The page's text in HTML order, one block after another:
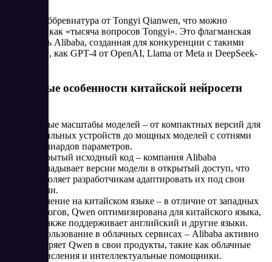
Qwen — аббревиатура от Tongyi Qianwen, что можно
перевести как «тысяча вопросов Tongyi». Это флагманская
ИИ-модель Alibaba, созданная для конкуренции с такими
системами, как GPT-4 от OpenAI, Llama от Meta и DeepSeek-
Ключевые особенности китайской нейросети
Разные масштабы моделей – от компактных версий для
мобильных устройств до мощных моделей с сотнями
миллиардов параметров.
Открытый исходный код – компания Alibaba
выкладывает версии модели в открытый доступ, что
позволяет разработчикам адаптировать их под свои
задачи.
Обучение на китайском языке – в отличие от западных
аналогов, Qwen оптимизирована для китайского языка,
но также поддерживает английский и другие языки.
Использование в облачных сервисах – Alibaba активно
внедряет Qwen в свои продукты, такие как облачные
вычисления и интеллектуальные помощники.